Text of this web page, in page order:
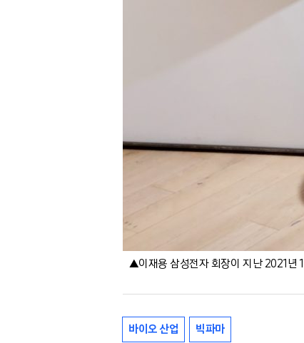
▲이재용 삼성전자 회장이 지난 2021년
바이오 산업 빅파마